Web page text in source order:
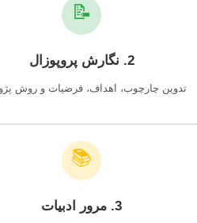
📝
2. نگارش پروپوزال
تدوین چارچوب، اهداف، فرضیات و روش
📚
3. مرور ادبیات